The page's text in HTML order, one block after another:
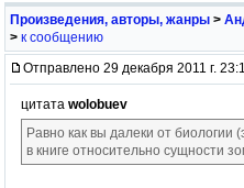
Произведения, авторы, жанры >
> к сообщению
Отправлено 29 декабря 2011 г.
цитата wolobuev
Равно как вы далеки от биологии
в книге относительно сущности